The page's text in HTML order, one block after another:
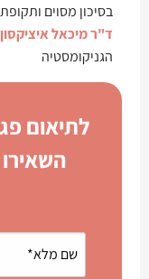
בסיכון מסוים
ד"ר מיכאל
הגניקומסטיה
לתיאום